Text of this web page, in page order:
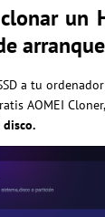
un
arranque
a tu
AOMEI
disco.